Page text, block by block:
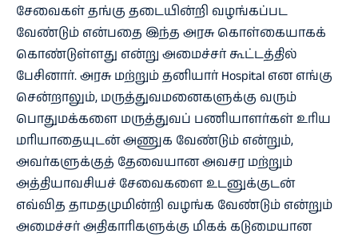
சேவைகள் தங்கு தடையின்றி வழங்கப்பட
வேண்டும் என்பதை இந்த அரசு கொள்கையாகக்
கொண்டுள்ளது என்று அமைச்சர் கூட்டத்தில்
பேசினார். அரசு மற்றும் தனியார் Hospital என எங்கு
சென்றாலும், மருத்துவமனைகளுக்கு வரும்
பொதுமக்களை மருத்துவப் பணியாளர்கள் உரிய
மரியாதையுடன் அணுக வேண்டும் என்றும்,
அவர்களுக்குத் தேவையான அவசர மற்றும்
அத்தியாவசியச் சேவைகளை உடனுக்குடன்
எவ்வித தாமதமுமின்றி வழங்க வேண்டும் என்றும்
அமைச்சர் அதிகாரிகளுக்கு மிகக் கடுமையான